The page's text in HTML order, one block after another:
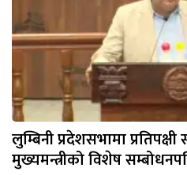
लुम्बिनी प्रदेशसभामा
मुख्यमन्त्रीको विशेष